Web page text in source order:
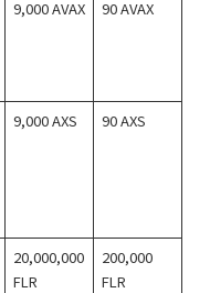
9,000 AVAX 90 AVAX
9,000 AXS 90 AXS
20,000,000
FLR
200,000
FLR